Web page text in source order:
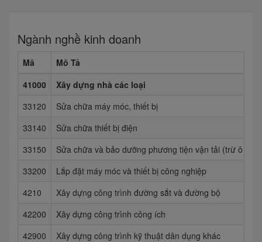
Ngành nghề kinh doanh
Mã
Mô Tả
41000
Xây dựng nhà các loại
33120
Sửa chữa máy móc, thiết bị
33140
Sửa chữa thiết bị điện
33150
Sửa chữa và bảo dưỡng phương tiện vận tải (trừ ô tô,
33200
Lắp đặt máy móc và thiết bị công nghiệp
4210
Xây dựng công trình đường sắt và đường bộ
42200
Xây dựng công trình công ích
42900
Xây dựng công trình kỹ thuật dân dụng khác